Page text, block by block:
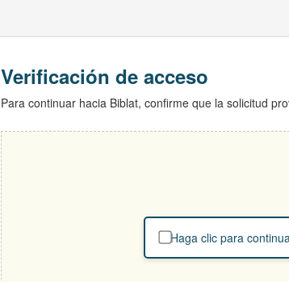
Verificación de acceso
Para continuar hacia Biblat, confirme que la solicitud
Haga clic para